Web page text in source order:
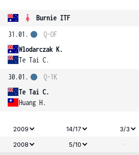
Burnie ITF
31.01.
Wlodarczak K.
Te Tai C.
Q-OF
30.01.
Te Tai C.
Huang H.
Q-1K
2009 14/17 3/3
2008
5/10 -